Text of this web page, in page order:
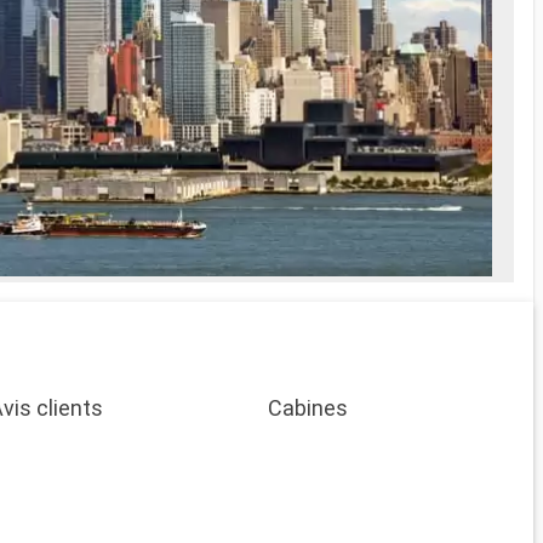
clients Cabines